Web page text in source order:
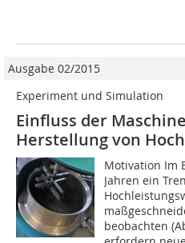
Ausgabe 02/2015
Experiment und Simulation
Einfluss der
Herstellung von
Motivation Im
Jahren ein
beobachten